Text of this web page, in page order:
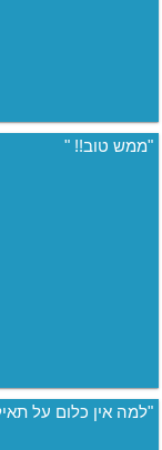
"ממש טוב!! "
"למה אין כלום על